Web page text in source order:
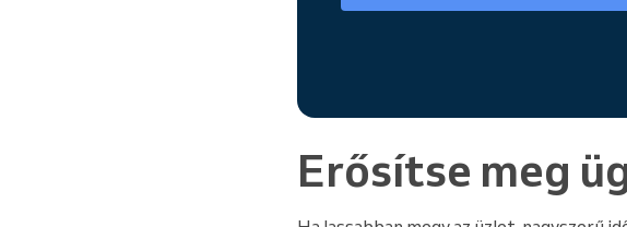
Erősítse meg